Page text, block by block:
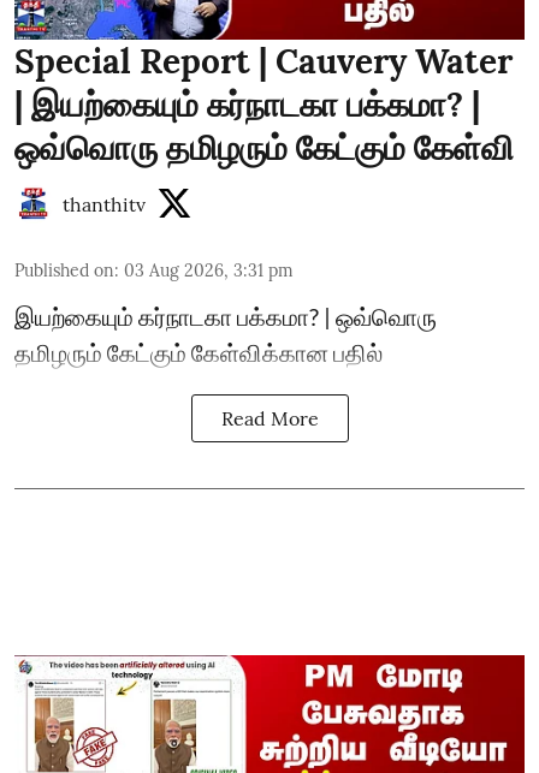
Special Report | Cauvery Water
| இயற்கையும் கர்நாடகா பக்கமா? |
ஒவ்வொரு தமிழரும் கேட்கும் கேள்வி
thanthitv
Published on: 03 Aug 2026, 3:31 pm
இயற்கையும் கர்நாடகா பக்கமா? | ஒவ்வொரு
தமிழரும் கேட்கும் கேள்விக்கான பதில்
Read More